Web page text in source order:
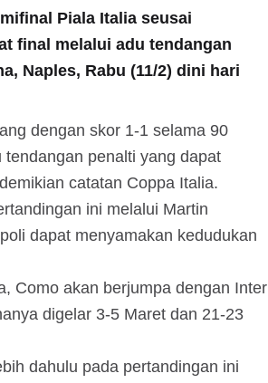
Piala Italia seusai
final melalui adu tendangan
Naples, Rabu (11/2) dini hari
dengan skor 1-1 selama 90
penalti yang dapat
catatan Coppa Italia.
ini melalui Martin
dapat menyamakan kedudukan
Como akan berjumpa dengan Inter
digelar 3-5 Maret dan 21-23
dahulu pada pertandingan ini